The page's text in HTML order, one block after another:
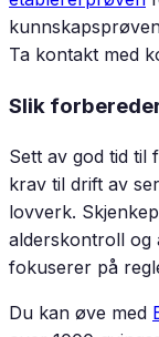
Ta kontakt med
Slik
Sett av god tid til
krav til drift av
lovverk.
alderskontroll og
fokuserer på
Du kan øve med